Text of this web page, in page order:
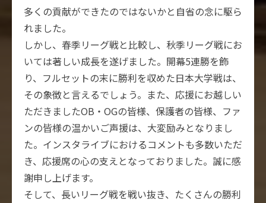
多くの貢献ができたのではないかと自省の念に駆ら
れました。
しかし、春季リーグ戦と比較し、秋季リーグ戦にお
いては著しい成長を遂げました。開幕5連勝を飾
り、フルセットの末に勝利を収めた日本大学戦は、
その象徴と言えるでしょう。また、応援にお越しい
ただきましたOB・OGの皆様、保護者の皆様、ファ
ンの皆様の温かいご声援は、大変励みとなりまし
た。インスタライブにおけるコメントも多数いただ
き、応援席の心の支えとなっておりました。誠に感
謝申し上げます。
そして、長いリーグ戦を戦い抜き、たくさんの勝利